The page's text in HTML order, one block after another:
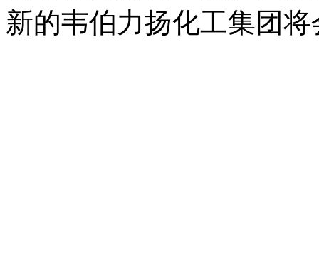
新的韦伯力扬化工集团